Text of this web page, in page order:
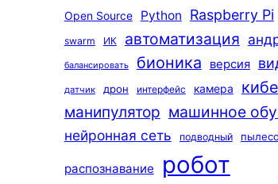
Open Source Python Raspberry Pi
swarm ИК автоматизация
балансировать бионика версия
датчик дрон интерфейс камера
манипулятор машинное
нейронная сеть подводный
распознавание робот